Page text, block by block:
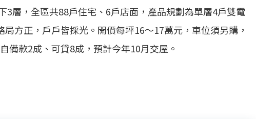
3層，全區共88戶住宅、6戶店面，產品規劃為單層4戶雙電
方正，戶戶皆採光。開價每坪16～17萬元，車位須另購，
備款2成、可貸8成，預計今年10月交屋。